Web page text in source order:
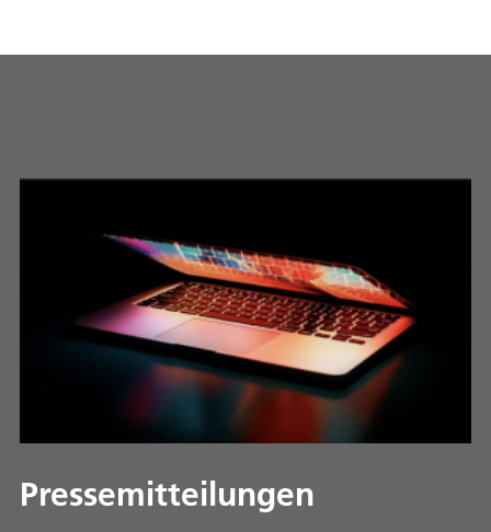
Pressemitteilungen